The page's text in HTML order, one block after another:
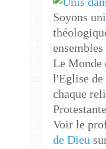
Soyons
Le Monde
l'Eglise de
chaque
Voir le
de Dieu